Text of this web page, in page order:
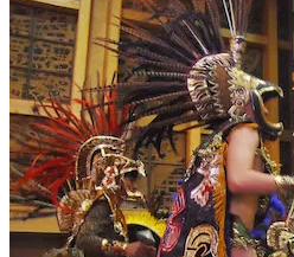
Honrar a tu
madre
Nuevos